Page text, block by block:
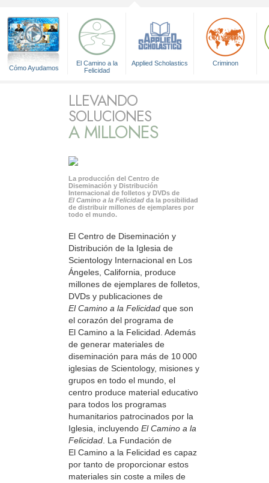
Cómo Ayudamos
El Camino a la
Felicidad
Applied Scholastics Criminon
LLEVANDO
SOLUCIONES
A MILLONES
La producción del Centro de
Diseminación y Distribución
Internacional de folletos y DVDs de
El Camino a la Felicidad da la posibilidad
de distribuir millones de ejemplares por
todo el mundo.
El Centro de Diseminación y
Distribución de la Iglesia de
Scientology Internacional en Los
Ángeles, California, produce
millones de ejemplares de folletos,
DVDs y publicaciones de
El Camino a la Felicidad que son
el corazón del programa de
El Camino a la Felicidad. Además
de generar materiales de
diseminación para más de 10 000
iglesias de Scientology, misiones y
grupos en todo el mundo, el
centro produce material educativo
para todos los programas
humanitarios patrocinados por la
Iglesia, incluyendo El Camino a la
Felicidad . La Fundación de
El Camino a la Felicidad es capaz
por tanto de proporcionar estos
materiales sin coste a miles de